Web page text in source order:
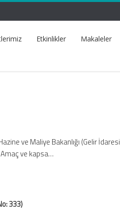
Etkinlikler Makaleler
ve Maliye Bakanlığı (Gelir İdaresi
Amaç ve kapsa…
333)